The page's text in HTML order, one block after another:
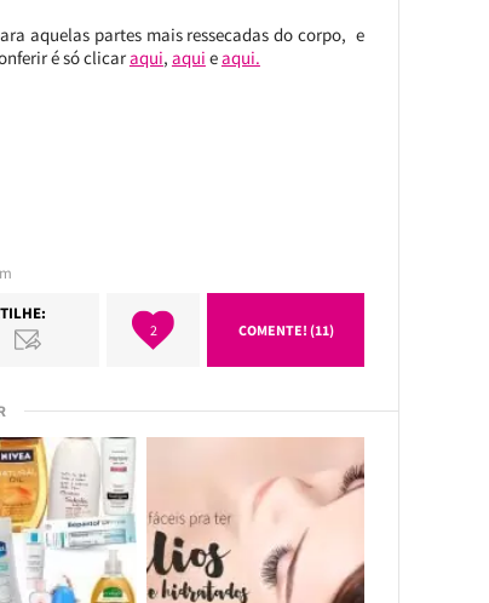
aquelas partes mais ressecadas do corpo, e
é só clicaraqui, aqui eaqui.
2 COMENTE! (11)